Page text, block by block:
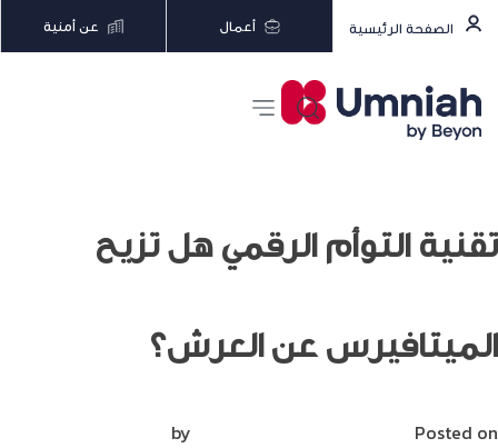
الصفحة الرئيسية أعمال عن أمنية
تقنية التوأم الرقمي هل تزيح
الميتافيرس عن العرش؟
Posted on